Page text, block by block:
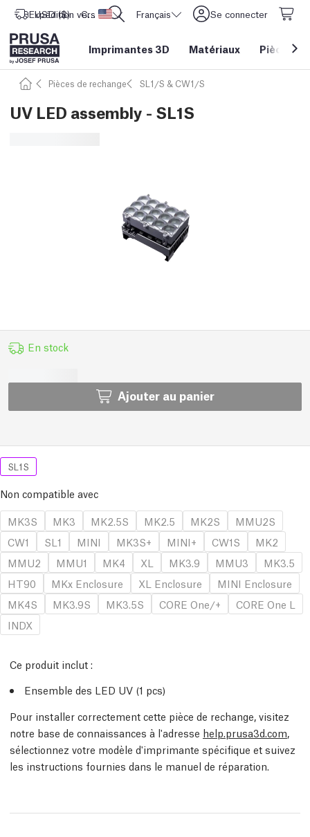
Expédition vers Etats-Unis d'Amérique
USD ($) CORE One L: Maintenant en stock ! Français Se connecter
Imprimantes 3D Matériaux Pièces&
Pièces de rechange SL1/S & CW1/S
UV LED assembly - SL1S
En stock
Ajouter au panier
SL1S
Non compatible avec
MK3S
MK3 MK2.5S MK2.5 MK2S
MMU2S
CW1
SL1 MINI MK3S+ MINI+ CW1S
MK2
MMU2
MMU1 MK4 XL MK3.9 MMU3
MK3.5
HT90
MKx Enclosure XL Enclosure
MINI Enclosure
MK4S
MK3.9S MK3.5S CORE One/+
CORE One L
INDX
Ce produit inclut :
Ensemble des LED UV (1 pcs)
Pour installer correctement cette pièce de rechange, visitez
notre base de connaissances à l'adresse help.prusa3d.com,
sélectionnez votre modèle d'imprimante spécifique et suivez
les instructions fournies dans le manuel de réparation.